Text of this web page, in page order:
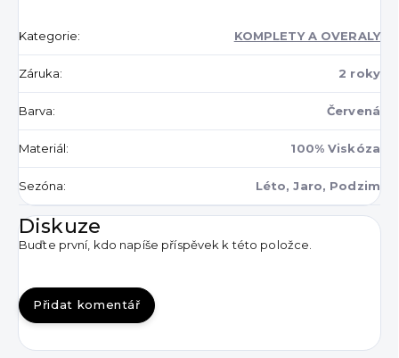
Kategorie: KOMPLETY A OVERALY
Záruka: 2 roky
Barva: Červená
Materiál: 100% Viskóza
Sezóna: Léto, Jaro, Podzim
Diskuze
Buďte první, kdo napíše příspěvek k této položce.
Přidat komentář